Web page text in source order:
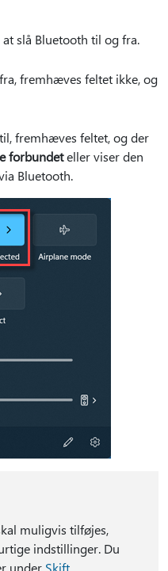
slå Bluetooth til og fra.
fremhæves feltet ikke, og
fremhæves feltet, og der
forbundeteller viser den
Bluetooth.
muligvis tilføjes,
indstillinger. Du
under Skift